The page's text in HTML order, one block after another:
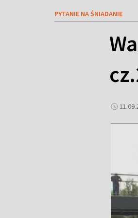
PYTANIE NA ŚNIADANIE